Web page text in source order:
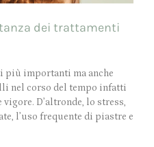
dei trattamenti
più importanti ma anche
nel corso del tempo infatti
D’altronde, lo stress,
l’uso frequente di piastre e